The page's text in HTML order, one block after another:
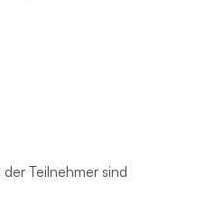
Teilnehmer sind